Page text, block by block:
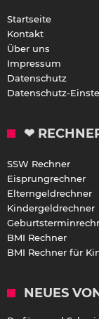
Startseite
Kontakt
Über uns
Impressum
Datenschutz
Datenschutz-
❤
SSW Rechner
Eisprungrechner
Elterngeldrechner
Kindergeldrechner
BMI Rechner
BMI Rechner für
NEUES